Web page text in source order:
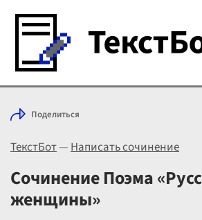
Войти с Telegram
Выбрать режим
Цены
Поделиться
ТекстБот—Написать сочинение
Сочинение Поэма
женщины»